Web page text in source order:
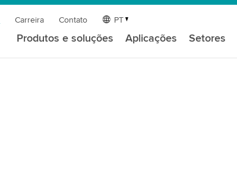
Carreira Contato PT
Produtos e soluções Aplicações Setores